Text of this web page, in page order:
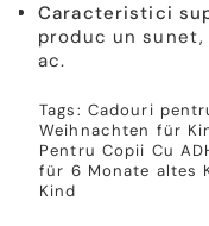
Caracteristici
produc un
ac.
Tags: Cadouri
Weihnachten für
Pentru Copii Cu
für 6 Monate altes
Kind